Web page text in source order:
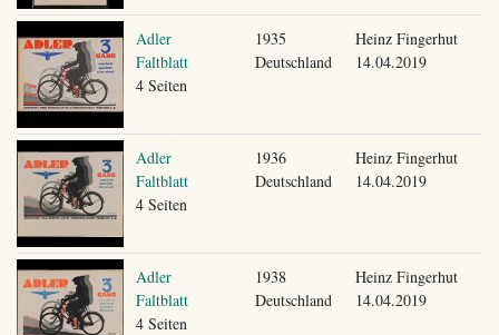
Adler
Faltblatt
4 Seiten
1935
Deutschland
Heinz Fingerhut
14.04.2019
Adler
Faltblatt
4 Seiten
1936
Deutschland
Heinz Fingerhut
14.04.2019
Adler
Faltblatt
4 Seiten
1938
Deutschland
Heinz Fingerhut
14.04.2019